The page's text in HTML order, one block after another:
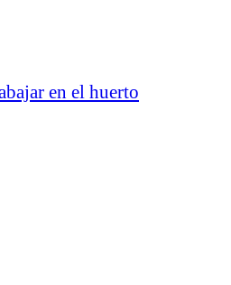
en el huerto